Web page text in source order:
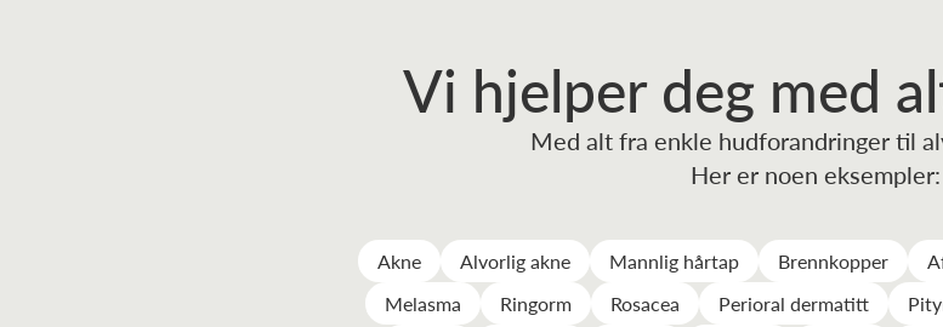
Vi hjelper deg med
Med alt fra enkle hudforandringer til
Her er noen eksempler:
Akne Alvorlig akne Mannlig hårtap Brennkopper
Melasma
Ringorm Rosacea Perioral dermatitt